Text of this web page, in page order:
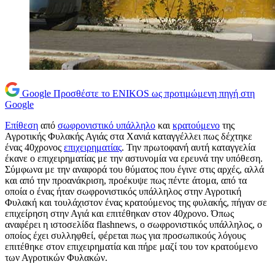
Google Προσθέστε το ENIKOS ως προτιμώμενη πηγή στη
Google
Επίθεση από σωφρονιστικό υπάλληλο και κρατούμενο της
Αγροτικής Φυλακής Αγιάς στα Χανιά καταγγέλλει πως δέχτηκε
ένας 40χρονος επιχειρηματίας. Την πρωτοφανή αυτή καταγγελία
έκανε ο επιχειρηματίας με την αστυνομία να ερευνά την υπόθεση.
Σύμφωνα με την αναφορά του θύματος που έγινε στις αρχές, αλλά
και από την προανάκριση, προέκυψε πως πέντε άτομα, από τα
οποία ο ένας ήταν σωφρονιστικός υπάλληλος στην Αγροτική
Φυλακή και τουλάχιστον ένας κρατούμενος της φυλακής, πήγαν σε
επιχείρηση στην Αγιά και επιτέθηκαν στον 40χρονο. Όπως
αναφέρει η ιστοσελίδα flashnews, ο σωφρονιστικός υπάλληλος, ο
οποίος έχει συλληφθεί, φέρεται πως για προσωπικούς λόγους
επιτέθηκε στον επιχειρηματία και πήρε μαζί του τον κρατούμενο
των Αγροτικών Φυλακών.